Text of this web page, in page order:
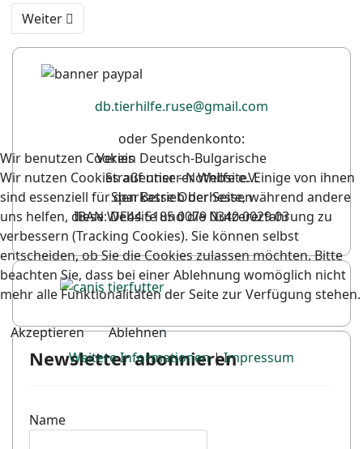
Weiter
db.tierhilfe.ruse@gmail.com
oder Spendenkonto:
Verein Deutsch-Bulgarische
Straßentier - Nothilfe e.V.
Sparkasse Oberhessen
IBAN: DE44 5185 0079 0340 0029 03
Newsletter abonnieren
Name
Wir benutzen Cookies
Wir nutzen Cookies auf unserer Website. Einige von ihnen
sind essenziell für den Betrieb der Seite, während andere
uns helfen, diese Website und die Nutzererfahrung zu
verbessern (Tracking Cookies). Sie können selbst
entscheiden, ob Sie die Cookies zulassen möchten. Bitte
beachten Sie, dass bei einer Ablehnung womöglich nicht
mehr alle Funktionalitäten der Seite zur Verfügung stehen.
Akzeptieren
Ablehnen
Weitere Informationen|Impressum